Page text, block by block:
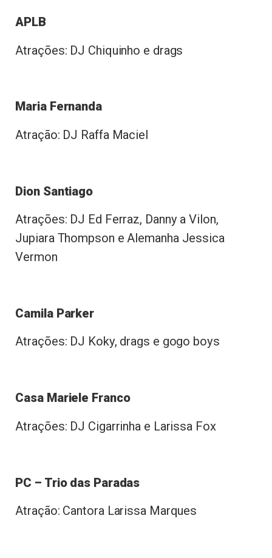
APLB
Atrações: DJ Chiquinho e drags
Maria Fernanda
Atração: DJ Raffa Maciel
Dion Santiago
Atrações: DJ Ed Ferraz, Danny a Vilon,
Jupiara Thompson e Alemanha Jessica
Vermon
Camila Parker
Atrações: DJ Koky, drags e gogo boys
Casa Mariele Franco
Atrações: DJ Cigarrinha e Larissa Fox
PC – Trio das Paradas
Atração: Cantora Larissa Marques